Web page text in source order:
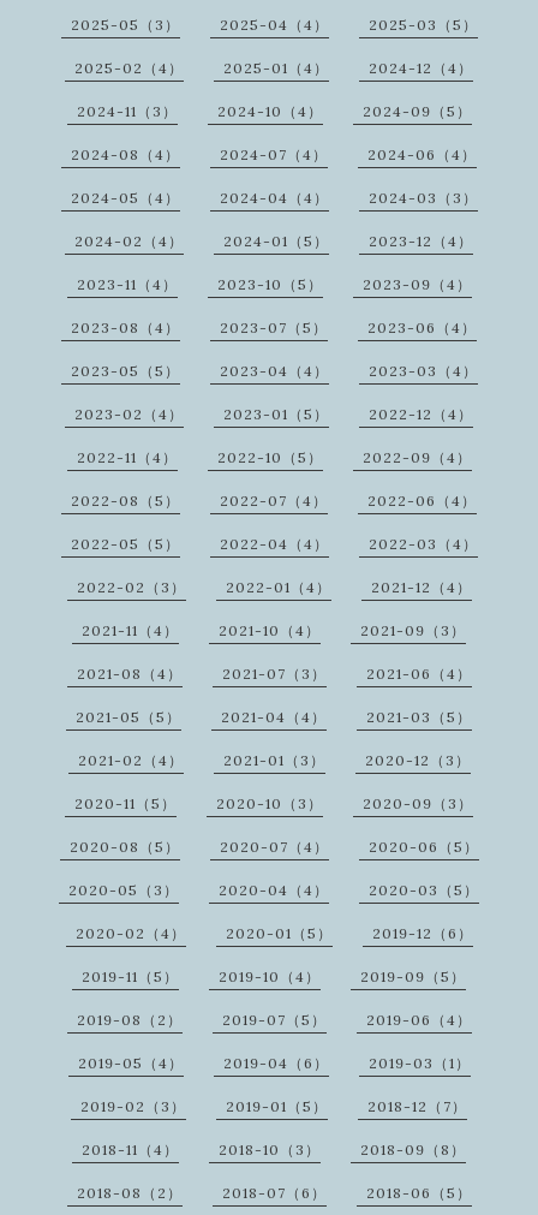
2025-05（3） 2025-04（4） 2025-03（5）
2025-02（4） 2025-01（4） 2024-12（4）
2024-11（3） 2024-10（4） 2024-09（5）
2024-08（4） 2024-07（4） 2024-06（4）
2024-05（4） 2024-04（4） 2024-03（3）
2024-02（4） 2024-01（5） 2023-12（4）
2023-11（4） 2023-10（5） 2023-09（4）
2023-08（4） 2023-07（5） 2023-06（4）
2023-05（5） 2023-04（4） 2023-03（4）
2023-02（4） 2023-01（5） 2022-12（4）
2022-11（4） 2022-10（5） 2022-09（4）
2022-08（5） 2022-07（4） 2022-06（4）
2022-05（5） 2022-04（4） 2022-03（4）
2022-02（3） 2022-01（4） 2021-12（4）
2021-11（4） 2021-10（4） 2021-09（3）
2021-08（4） 2021-07（3） 2021-06（4）
2021-05（5） 2021-04（4） 2021-03（5）
2021-02（4） 2021-01（3） 2020-12（3）
2020-11（5） 2020-10（3） 2020-09（3）
2020-08（5） 2020-07（4） 2020-06（5）
2020-05（3） 2020-04（4） 2020-03（5）
2020-02（4） 2020-01（5） 2019-12（6）
2019-11（5） 2019-10（4） 2019-09（5）
2019-08（2） 2019-07（5） 2019-06（4）
2019-05（4） 2019-04（6） 2019-03（1）
2019-02（3） 2019-01（5） 2018-12（7）
2018-11（4） 2018-10（3） 2018-09（8）
2018-08（2） 2018-07（6） 2018-06（5）